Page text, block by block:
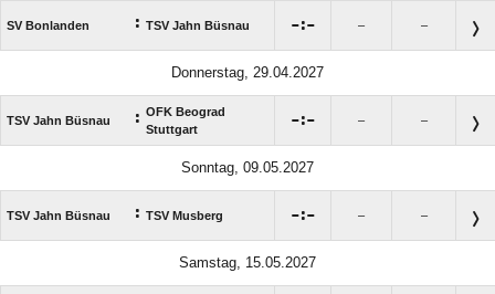
SV Bonlanden : TSV Jahn Büsnau : – –
Donnerstag, 29.04.2027
TSV Jahn Büsnau : OFK Beograd
Stuttgart
: – –
Sonntag, 09.05.2027
TSV Jahn Büsnau : TSV Musberg : – –
Samstag, 15.05.2027